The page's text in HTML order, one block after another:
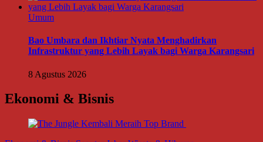
Umum
Bao Umbara dan Ikhtiar Nyata Menghadirkan
Infrastruktur yang Lebih Layak bagi Warga Karangsari
8 Agustus 2026
Ekonomi & Bisnis